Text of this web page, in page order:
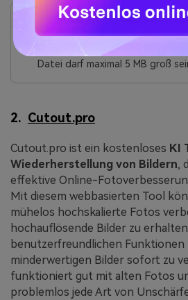
VanceAI only supports images in
Es funktioniert nicht mit
Sie können maximal 20 Bilder
Datei darf maximal 5 MB groß
2. Cutout.pro
Cutout.pro ist ein kostenloses KI
Wiederherstellung von Bildern,
effektive Online-
Mit diesem webbasierten Tool
mühelos hochskalierte Fotos
hochauflösende Bilder zu
benutzerfreundlichen Funktionen
minderwertigen Bilder sofort zu
funktioniert gut mit alten Fotos
problemlos jede Art von